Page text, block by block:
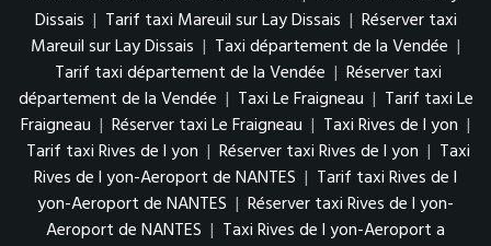
Dissais | Tarif taxi Mareuil sur Lay Dissais | Réserver taxi
Mareuil sur Lay Dissais | Taxi département de la Vendée |
Tarif taxi département de la Vendée | Réserver taxi
département de la Vendée | Taxi Le Fraigneau | Tarif taxi Le
Fraigneau | Réserver taxi Le Fraigneau | Taxi Rives de l yon |
Tarif taxi Rives de l yon | Réserver taxi Rives de l yon | Taxi
Rives de l yon-Aeroport de NANTES | Tarif taxi Rives de l
yon-Aeroport de NANTES | Réserver taxi Rives de l yon-
Aeroport de NANTES | Taxi Rives de l yon-Aeroport a